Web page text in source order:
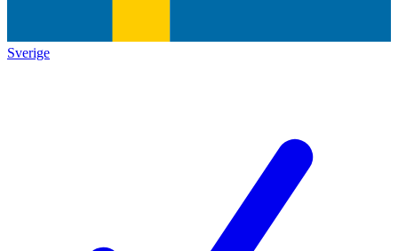
Sverige